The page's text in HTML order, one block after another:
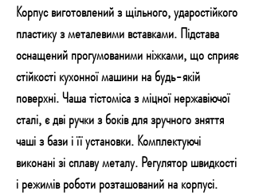
Корпус виготовлений з щільного, ударостійкого
пластику з металевими вставками. Підстава
оснащений прогумованими ніжками, що сприяє
стійкості кухонної машини на будь-якій
поверхні. Чаша тістоміса з міцної нержавіючої
сталі, є дві ручки з боків для зручного зняття
чаші з бази і її установки. Комплектуючі
виконані зі сплаву металу. Регулятор швидкості
і режимів роботи розташований на корпусі.